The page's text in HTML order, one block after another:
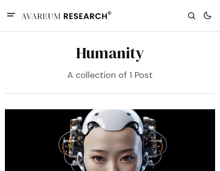
Humanity
A collection of 1 Post